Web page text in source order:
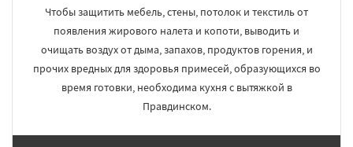
Чтобы защитить мебель, стены, потолок и текстиль от
появления жирового налета и копоти, выводить и
очищать воздух от дыма, запахов, продуктов горения, и
прочих вредных для здоровья примесей, образующихся во
время готовки, необходима кухня с вытяжкой в
Правдинском.